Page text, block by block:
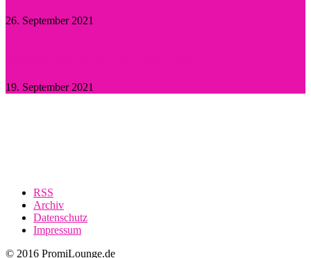
26. September 2021
19. September 2021
RSS
Archiv
Datenschutz
Impressum
© 2016 PromiLounge.de